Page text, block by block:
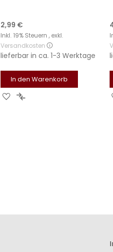
2,99 €
Inkl. 19% Steuern , exkl.
Versandkosten
lieferbar in ca. 1-3 Werktage
In den Warenkorb
Zur Zur